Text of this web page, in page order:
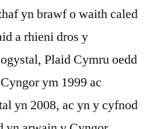
yn brawf o waith caled
a rhieni dros y
Plaid Cymru oedd
ym 1999 ac
yn 2008, ac yn y cyfnod